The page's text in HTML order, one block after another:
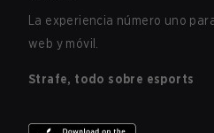
La experiencia número uno
web y móvil.
Strafe, todo sobre esports